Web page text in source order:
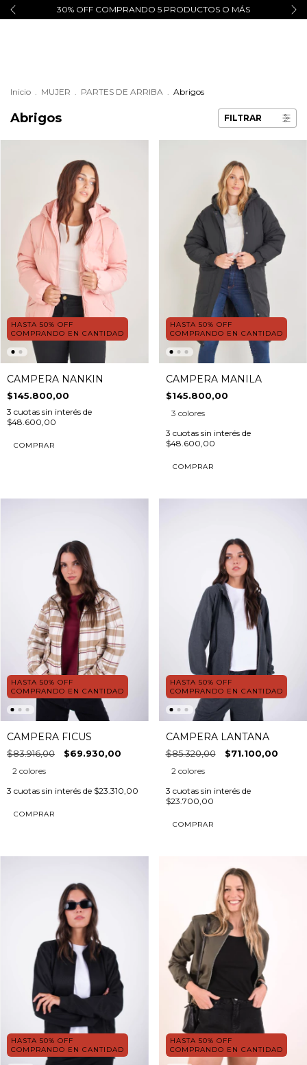
30% OFF COMPRANDO 5 PRODUCTOS O MÁS
Inicio . MUJER . PARTES DE ARRIBA . Abrigos
Abrigos FILTRAR
HASTA 50% OFF
COMPRANDO EN CANTIDAD
CAMPERA NANKIN
$145.800,00
3 cuotas sin interés de
$48.600,00
COMPRAR
HASTA 50% OFF
COMPRANDO EN CANTIDAD
CAMPERA MANILA
$145.800,00
3 colores
3 cuotas sin interés de
$48.600,00
COMPRAR
HASTA 50% OFF
COMPRANDO EN CANTIDAD
CAMPERA FICUS
$83.916,00 $69.930,00
2 colores
3 cuotas sin interés de $23.310,00
COMPRAR
HASTA 50% OFF
COMPRANDO EN CANTIDAD
CAMPERA LANTANA
$85.320,00 $71.100,00
2 colores
3 cuotas sin interés de
$23.700,00
COMPRAR
HASTA 50% OFF
COMPRANDO EN CANTIDAD
HASTA 50% OFF
COMPRANDO EN CANTIDAD